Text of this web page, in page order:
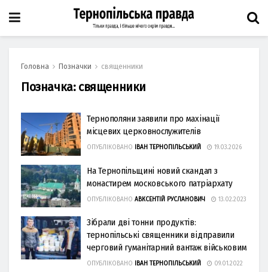
Головна Позначки священники
Позначка: священники
Тернополяни заявили про махінації
місцевих церковнослужителів
ОПУБЛІКОВАНО ІВАН ТЕРНОПІЛЬСЬКИЙ 19.03.2026
На Тернопільщині новий скандал з
монастирем московського патріархату
ОПУБЛІКОВАНО АВКСЕНТІЙ РУСЛАНОВИЧ 13.02.2023
Зібрали дві тонни продуктів:
тернопільські священники відправили
черговий гуманітарний вантаж військовим
ОПУБЛІКОВАНО ІВАН ТЕРНОПІЛЬСЬКИЙ 09.01.2022